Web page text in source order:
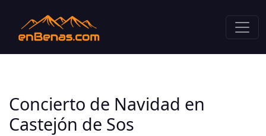
Concierto de Navidad en
Castejón de Sos